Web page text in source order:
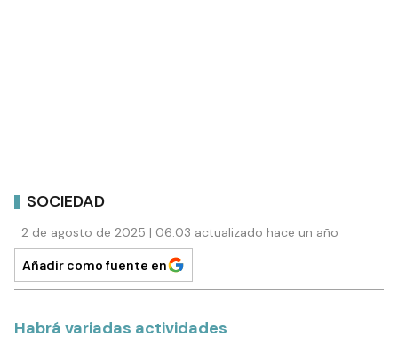
SOCIEDAD
2 de agosto de 2025 | 06:03 actualizado hace un año
Añadir como fuente en
Habrá variadas actividades